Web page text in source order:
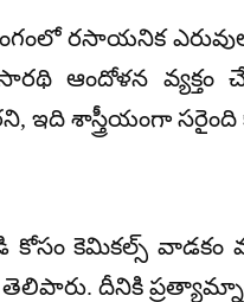
రసాయనిక
ఆందోళన వ్యక్తం
ఇది శాస్త్రీయంగా సరైంది
కోసం కెమికల్స్ వాడకం
దీనికి